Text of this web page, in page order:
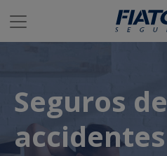
Saltar al contenido principal
Seguros de
accidentes